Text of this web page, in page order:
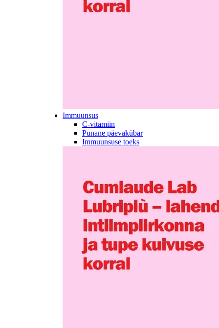
Immuunsus
C-vitamiin
Punane päevakübar
Immuunsuse toeks